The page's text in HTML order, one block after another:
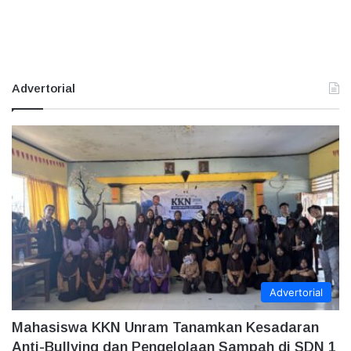
Advertorial
Advertorial
Mahasiswa KKN Unram Tanamkan Kesadaran
Anti-Bullying dan Pengelolaan Sampah di SDN 1